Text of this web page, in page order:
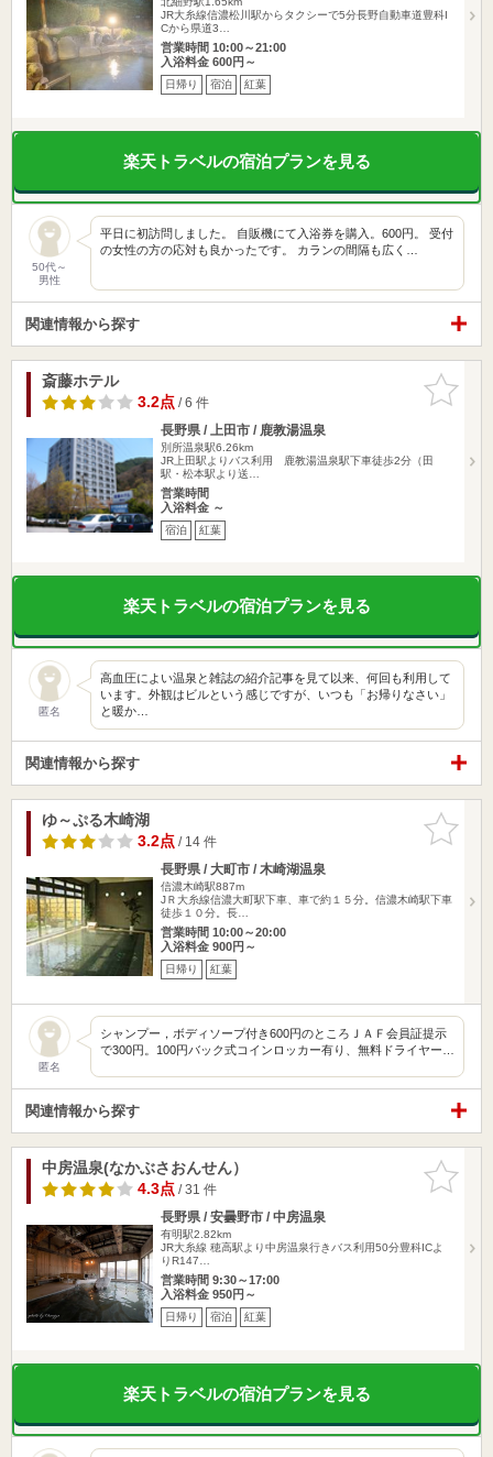
JR大糸線信濃松川駅からタクシーで5分長野自動車道豊科I
Cから県道3…
営業時間 10:00～21:00
入浴料金 600円～
日帰り 宿泊 紅葉
楽天トラベルの宿泊プランを見る
50代～
男性
平日に初訪問しました。 自販機にて入浴券を購入。600円。 受付
の女性の方の応対も良かったです。 カランの間隔も広く…
関連情報から探す
お気に入
りに追加
斎藤ホテル
3.2点/ 6 件
長野県 / 上田市 / 鹿教湯温泉
別所温泉駅6.26km
JR上田駅よりバス利用 鹿教湯温泉駅下車徒歩2分（田
駅・松本駅より送…
営業時間
入浴料金 ～
宿泊 紅葉
楽天トラベルの宿泊プランを見る
匿名
高血圧によい温泉と雑誌の紹介記事を見て以来、何回も利用して
います。外観はビルという感じですが、いつも「お帰りなさい」
と暖か…
関連情報から探す
お気に入
りに追加
ゆ～ぷる木崎湖
3.2点/ 14 件
長野県 / 大町市 / 木崎湖温泉
信濃木崎駅887m
JＲ大糸線信濃大町駅下車、車で約１５分。信濃木崎駅下車
徒歩１０分。長…
営業時間 10:00～20:00
入浴料金 900円～
日帰り 紅葉
匿名
シャンプー，ボディソープ付き600円のところＪＡＦ会員証提示
で300円。100円バック式コインロッカー有り、無料ドライヤー…
関連情報から探す
お気に入
りに追加
中房温泉(なかぶさおんせん）
4.3点/ 31 件
長野県 / 安曇野市 / 中房温泉
有明駅2.82km
JR大糸線 穂高駅より中房温泉行きバス利用50分豊科ICよ
りR147…
営業時間 9:30～17:00
入浴料金 950円～
日帰り 宿泊 紅葉
楽天トラベルの宿泊プランを見る